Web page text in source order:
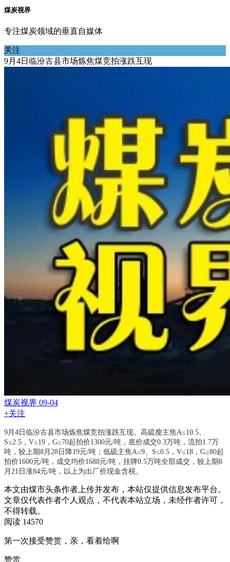
煤炭视界
专注煤炭领域的垂直自媒体
关注
9月4日临汾古县市场炼焦煤竞拍涨跌互现
煤炭视界 09-04
+关注
9月4日临汾古县市场炼焦煤竞拍涨跌互现。高硫瘦主焦A≤10.5、
S≤2.5，V≤19，G≥70起拍价1300元/吨，底价成交0.3万吨，流拍1.7万
吨，较上期8月28日降19元/吨；低硫主焦A≤9、S≤0.5，V≤18，G≥80起
拍价1600元/吨，成交均价1688元/吨，挂牌0.5万吨全部成交，较上期8
月21日涨84元/吨，以上为出厂价现金含税。
本文由煤市头条作者上传并发布，本站仅提供信息发布平台。
文章仅代表作者个人观点，不代表本站立场，未经作者许可，
不得转载。
阅读 14570
第一次接受赞赏，亲，看着给啊
赞赏